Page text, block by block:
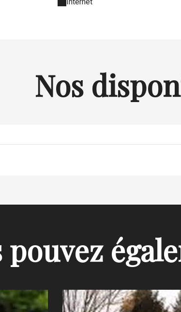
Internet
Nos
pouvez